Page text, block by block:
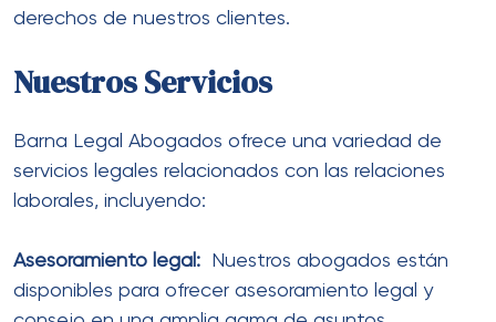
derechos de nuestros clientes.
Nuestros Servicios
Barna Legal Abogados ofrece una variedad de
servicios legales relacionados con las relaciones
laborales, incluyendo:
Asesoramiento legal:
Nuestros abogados están
disponibles para ofrecer asesoramiento legal y